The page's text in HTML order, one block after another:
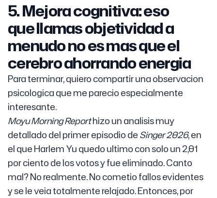
5. Mejora cognitiva: eso
que llamas objetividad a
menudo no es mas que el
cerebro ahorrando energia
Para terminar, quiero compartir una observacion
psicologica que me parecio especialmente
interesante.
Moyu Morning Reporthizo un analisis muy
detallado del primer episodio deSinger 2026, en
el que Harlem Yu quedo ultimo con solo un 2,01
por ciento de los votos y fue eliminado. Canto
mal? No realmente. No cometio fallos evidentes
y se le veia totalmente relajado. Entonces, por